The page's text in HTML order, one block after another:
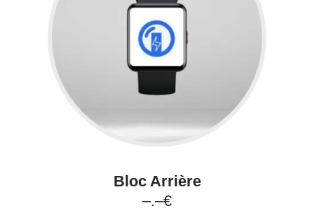
Bloc Arrière
–.–€